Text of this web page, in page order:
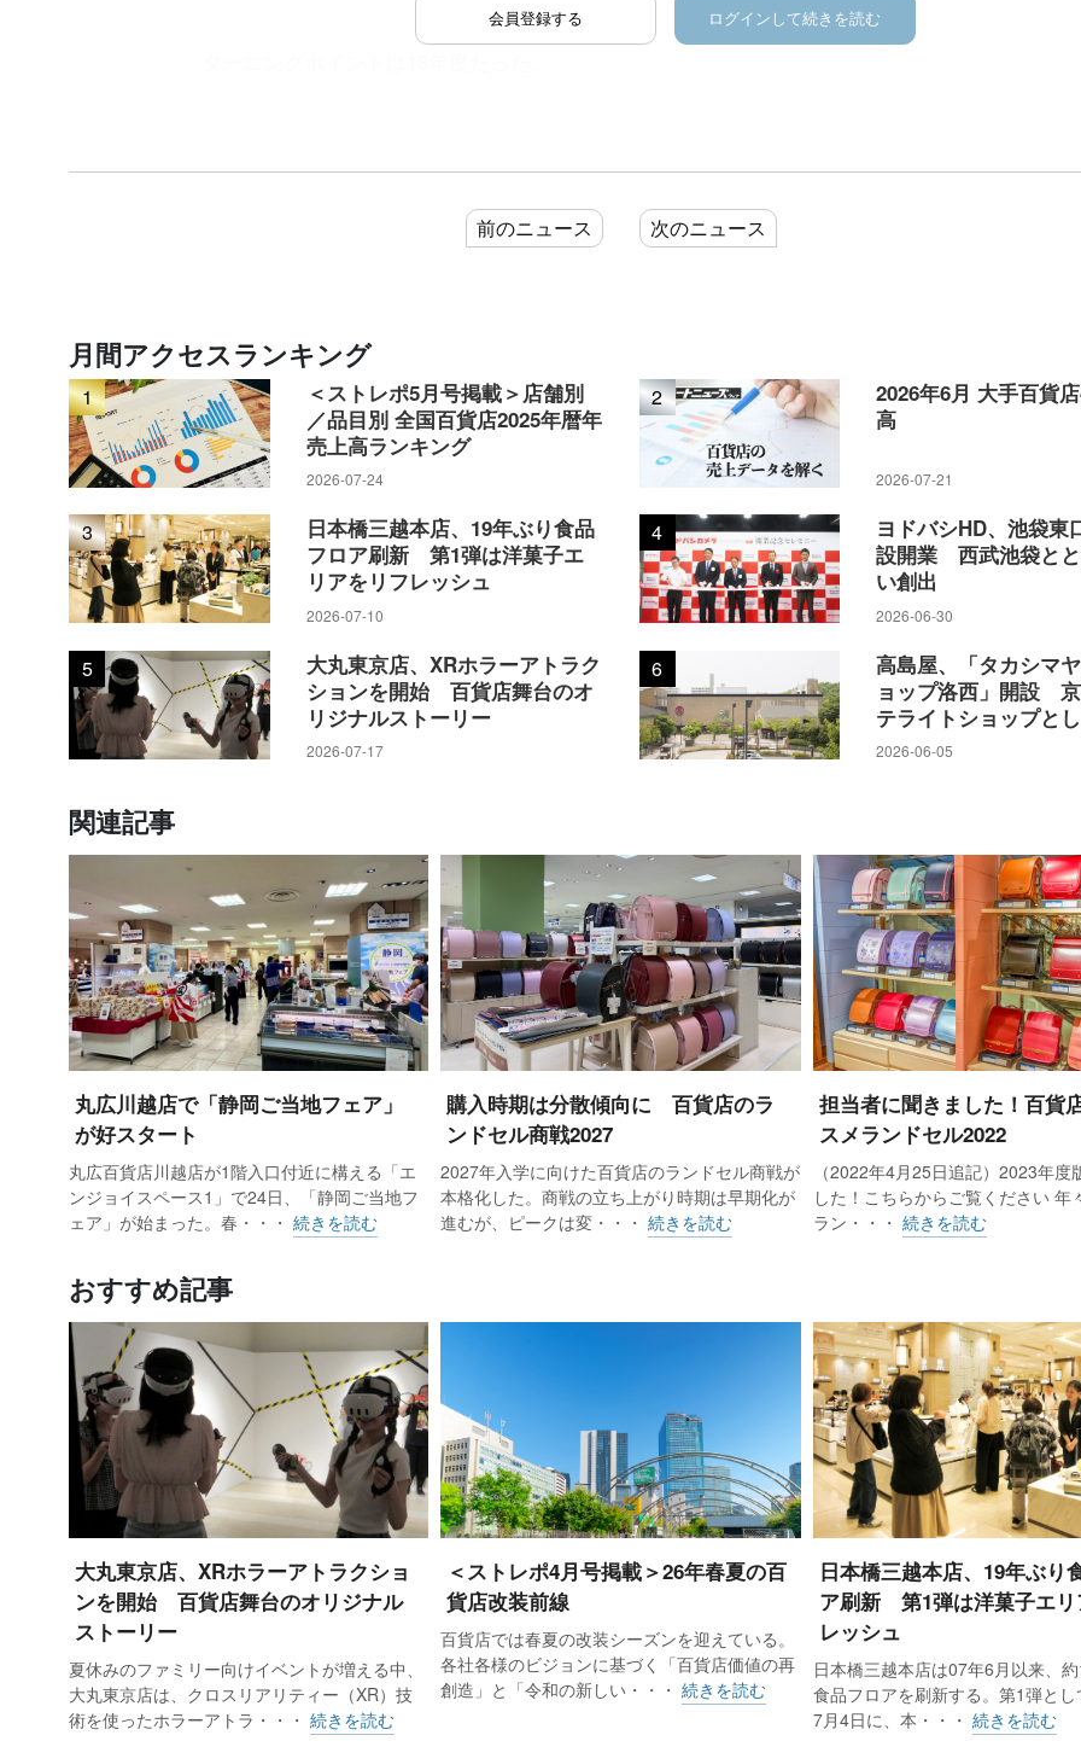
会員登録する ログインして続きを読む
イレクトメールで宣伝するでもなく、社内には「少子高齢化が加速する中、ランドセルに力を
も仕方ない」という雰囲気が漂っていたという。
たるモノだが、浜松市の人口に対して売上げのシェアが低い。もっと伸ばせる」と号令。ランド
の販売改革が始まった。
18年度は、小学校6年生までの子供を持つ親が入れる「えんてつカード キッズクラブ」から、遠
貨店の近隣に住む、あるいは遠鉄百貨店で買上げ履歴がある「5歳の子供を持つ親」を抽出。約
人に、ランドセルのカタログをつくって送った。
こうした手法は買上げ率が5%前後で成功だが、約10%と大成功。メールマガジンの登録者への告
知、プレスリリースの配信なども効き、18年度の売上げは前年の5000万円弱から約6000万円ま
えた。
した。遠鉄百貨店の社員が企画の段階からメーカーのデザイナーと話し合い、色柄や機能など
わる。例えば、浜松市内は夜に暗い道が多く、「ランドセルには光る機能がほしい」という要
い。オリジナルであれば、それに応えられる。
オリジナルは毎年4～5型を用意。基本的に1型ずつ別のメーカーと組み、マンネリを防ぐ。売上
好調という。22年度は男児向けで黒色に赤色のステッチを施したランドセルが売れたため、23
「ブラウン」や「キャメル」といった赤系の色を打ち出す。ジェンダーレスの時代への適合で
さらに19年度は、新館5階の特設会場にメーカーを集めて「えんてつのランドセル2020 受注販
クリアした。受注販売会は21年度に「ランドセルフェスティバル」と名称を変えたが、定番化。
度は4月21日～5月9日に約5800万円の売上げを叩き出した。
20年度には浜松市内の幼稚園や保育園などへの訪問も始めた。電話などで個別に許可を得るだ
く、浜松私立幼稚園協会に協力を依頼。同協会に加盟する52の私立幼稚園が集まる総会でプレ
ーションするとともに、カタログを置かせてもらい、保護者に「ランドセルを購入するなら遠
店」と刷り込む。カタログを置く幼稚園は20年度の100弱から22年度に約200まで増え、遠鉄百貨
への客足も加速した。
約200の幼稚園にカタログを置いてもらう際は、郵送ではなく事前に電話した上で遠鉄百貨店の
が持参。1人の課長が20ほどの幼稚園を回る。「売場に関係なく課長が足を運ぶ」（三宅隆史営
進本部マーケティング戦略課課長）という本気度が、幼稚園の協力や売上げの伸長を支える。三
前のニュース 次のニュース
月間アクセスランキング
1
＜ストレポ5月号掲載＞店舗別
／品目別 全国百貨店2025年暦年
売上高ランキング
2026-07-24
2
2026年6月 大手百貨
高
2026-07-21
3
日本橋三越本店、19年ぶり食品
フロア刷新 第1弾は洋菓子エ
リアをリフレッシュ
2026-07-10
4
ヨドバシHD、池袋東
設開業 西武池袋と
い創出
2026-06-30
5
大丸東京店、XRホラーアトラク
ションを開始 百貨店舞台のオ
リジナルストーリー
2026-07-17
6
高島屋、「タカシマ
ョップ洛西」開設
テライトショップと
2026-06-05
関連記事
丸広川越店で「静岡ご当地フェア」
が好スタート
丸広百貨店川越店が1階入口付近に構える「エ
ンジョイスペース1」で24日、「静岡ご当地フ
ェア」が始まった。春・・・ 続きを読む
購入時期は分散傾向に 百貨店のラ
ンドセル商戦2027
2027年入学に向けた百貨店のランドセル商戦が
本格化した。商戦の立ち上がり時期は早期化が
進むが、ピークは変・・・続きを読む
担当者に聞きました！百貨
スメランドセル2022
（2022年4月25日追記）2023年度
した！こちらからご覧ください 年
ラン・・・ 続きを読む
おすすめ記事
大丸東京店、XRホラーアトラクショ
ンを開始 百貨店舞台のオリジナル
ストーリー
夏休みのファミリー向けイベントが増える中、
大丸東京店は、クロスリアリティー（XR）技
術を使ったホラーアトラ・・・ 続きを読む
＜ストレポ4月号掲載＞26年春夏の百
貨店改装前線
百貨店では春夏の改装シーズンを迎えている。
各社各様のビジョンに基づく「百貨店価値の再
創造」と「令和の新しい・・・続きを読む
日本橋三越本店、19年ぶり
ア刷新 第1弾は洋菓子エリ
レッシュ
日本橋三越本店は07年6月以来、
食品フロアを刷新する。第1弾とし
7月4日に、本・・・ 続きを読む